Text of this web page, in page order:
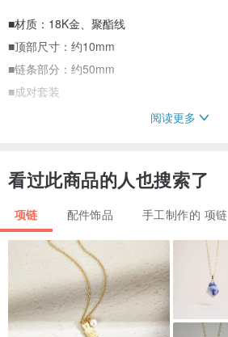
■材质：18K金、聚酯线
■顶部尺寸：约10mm
■链条部分：约50mm
■成对套装
阅读更多
看过此商品的人也搜索了
项链 配件饰品 手工制作的 项链